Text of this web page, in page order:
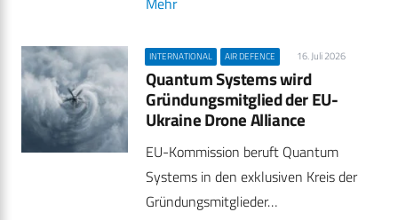
INTERNATIONAL AIR DEFENCE 16. Juli 2026
Quantum Systems wird
Gründungsmitglied der EU-
Ukraine Drone Alliance
EU-Kommission beruft Quantum
Systems in den exklusiven Kreis der
Gründungsmitglieder…